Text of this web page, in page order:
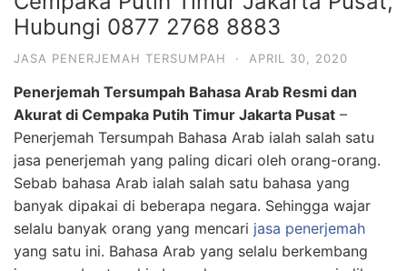
Hubungi 0877 2768 8883
JASA PENERJEMAH TERSUMPAH · APRIL 30, 2020
Penerjemah Tersumpah Bahasa Arab Resmi dan
Akurat di Cempaka Putih Timur Jakarta Pusat –
Penerjemah Tersumpah Bahasa Arab ialah salah satu
jasa penerjemah yang paling dicari oleh orang-orang.
Sebab bahasa Arab ialah salah satu bahasa yang
banyak dipakai di beberapa negara. Sehingga wajar
selalu banyak orang yang mencari jasa penerjemah
yang satu ini. Bahasa Arab yang selalu berkembang